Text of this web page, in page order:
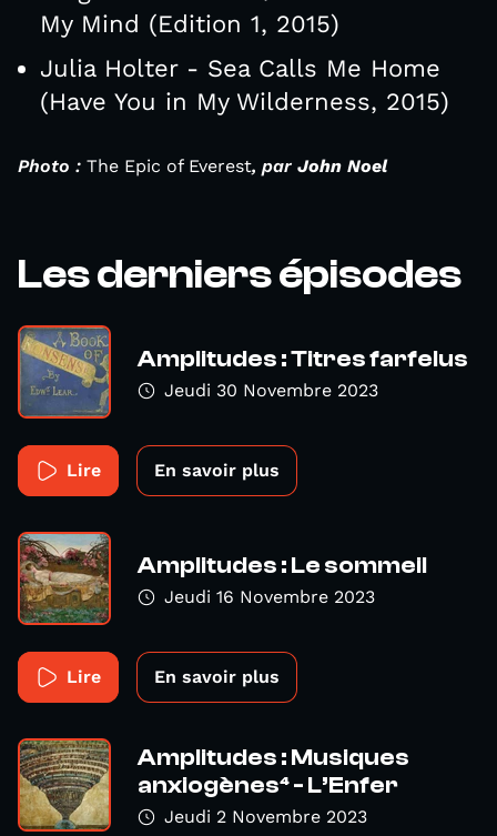
My Mind (Edition 1, 2015)
Julia Holter - Sea Calls Me Home
(Have You in My Wilderness, 2015)
Photo : The Epic of Everest, par John Noel
Les derniers épisodes
Amplitudes : Titres farfelus
Jeudi 30 Novembre 2023
Lire En savoir plus
Amplitudes : Le sommeil
Jeudi 16 Novembre 2023
Lire En savoir plus
Amplitudes : Musiques
anxiogènes⁴ - L’Enfer
Jeudi 2 Novembre 2023